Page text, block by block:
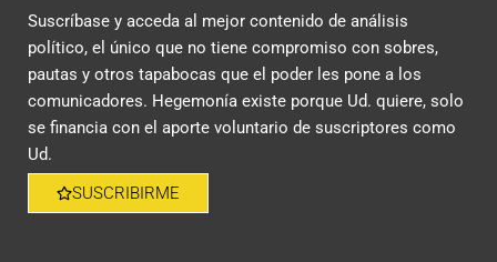
Suscríbase y acceda al mejor contenido de análisis
político, el único que no tiene compromiso con sobres,
pautas y otros tapabocas que el poder les pone a los
comunicadores. Hegemonía existe porque Ud. quiere, solo
se financia con el aporte voluntario de suscriptores como
Ud.
SUSCRIBIRME